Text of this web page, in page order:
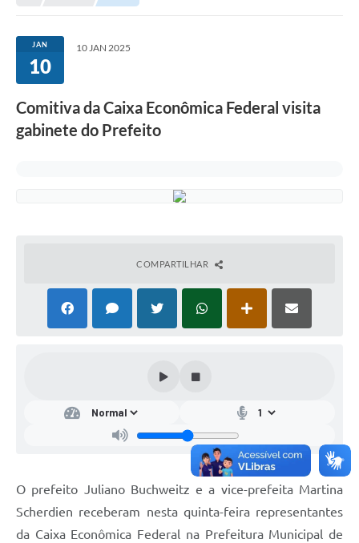
JAN
10
10 JAN 2025
Comitiva da Caixa Econômica Federal visita
gabinete do Prefeito
COMPARTILHAR
O prefeito Juliano Buchweitz e a vice-prefeita Martina
Scherdien receberam nesta quinta-feira representantes
da Caixa Econômica Federal na Prefeitura Municipal de